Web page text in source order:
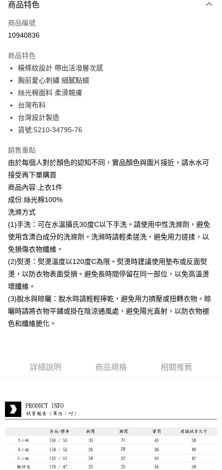
信用卡一次付款
信用卡分期付款
合作金庫商業銀行
華南商業銀行
上海商業儲蓄銀行
國泰世華商業銀行
臺灣中小企業銀行
匯豐（台灣）商業銀行
聯邦商業銀行
元大商業銀行
台新國際商業銀行
台灣樂天信用卡公司
LINE Pay
Apple Pay
街口支付
悠遊付
ATM付款
貨到付款
運送方式
付款後全家取貨
每筆NT$80，滿NT$399(含以上)免運費
付款後7-11取貨
每筆NT$80，滿NT$888(含以上)免運費
宅配到府
每筆NT$80，滿NT$888(含以上)免運費
貨到付款
每筆NT$80，滿NT$888(含以上)免運費
商品特色
商品編號
10940836
商品特色
橫條紋設計 帶出活潑層次感
胸前愛心刺繡 細膩點綴
絲光棉面料 柔滑親膚
台灣布料
台灣設計製造
貨號:5210-34795-76
銷售重點
由於每個人對於顏色的認知不同，實品顏色與圖片接近，請水水可
接受再下單購買
商品內容:上衣1件
成份:絲光棉100%
洗滌方式
(1)手洗：可在水溫攝氏30度C以下手洗。請使用中性洗滌劑，避免
使用含漂白成分的洗滌劑。洗滌時請輕柔搓洗，避免用力搓揉，以
免損傷衣物纖維。
(2)熨燙：熨燙溫度以120度C為限。熨燙時建議使用墊布或反面熨
燙，以防衣物表面受損。避免長時間停留在同一部位，以免高溫燙
壞纖維。
(3)脫水與晾曬：脫水時請輕輕擰乾，避免用力擠壓或扭轉衣物。晾
曬時請將衣物平鋪或掛在陰涼通風處，避免陽光直射，以防衣物褪
色和纖維脆化。
詳細說明 商品規格 相關推薦